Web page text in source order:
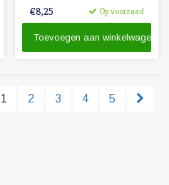
€8,25 Op voorraad
Toevoegen aan winkelwagen
1 2 3 4 5